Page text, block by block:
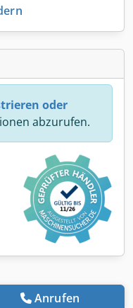
oder
abzurufen.
Anrufen